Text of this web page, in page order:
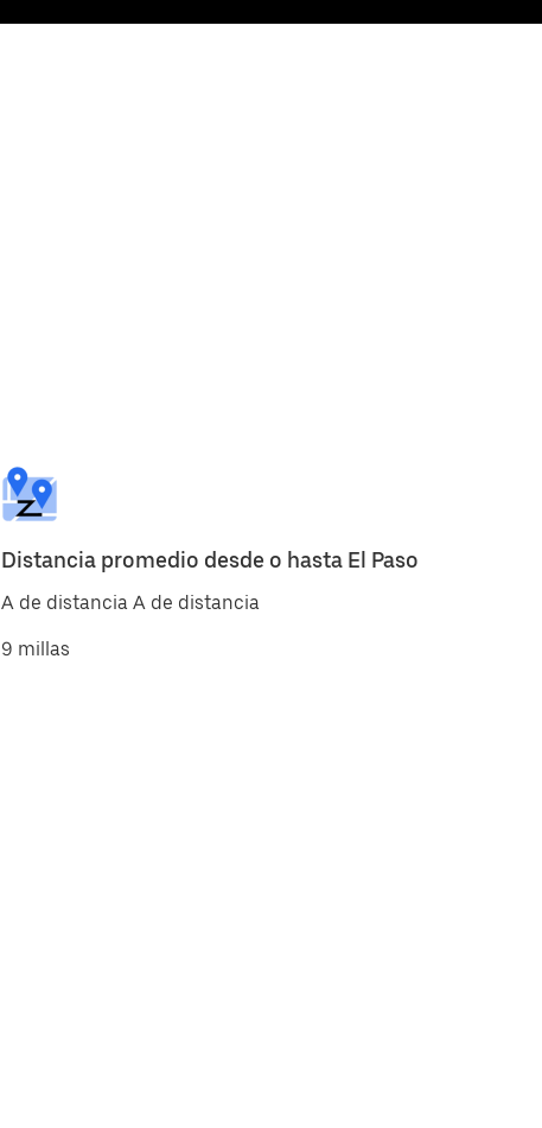
Distancia promedio desde o hasta El Paso
A de distancia A de distancia
9 millas